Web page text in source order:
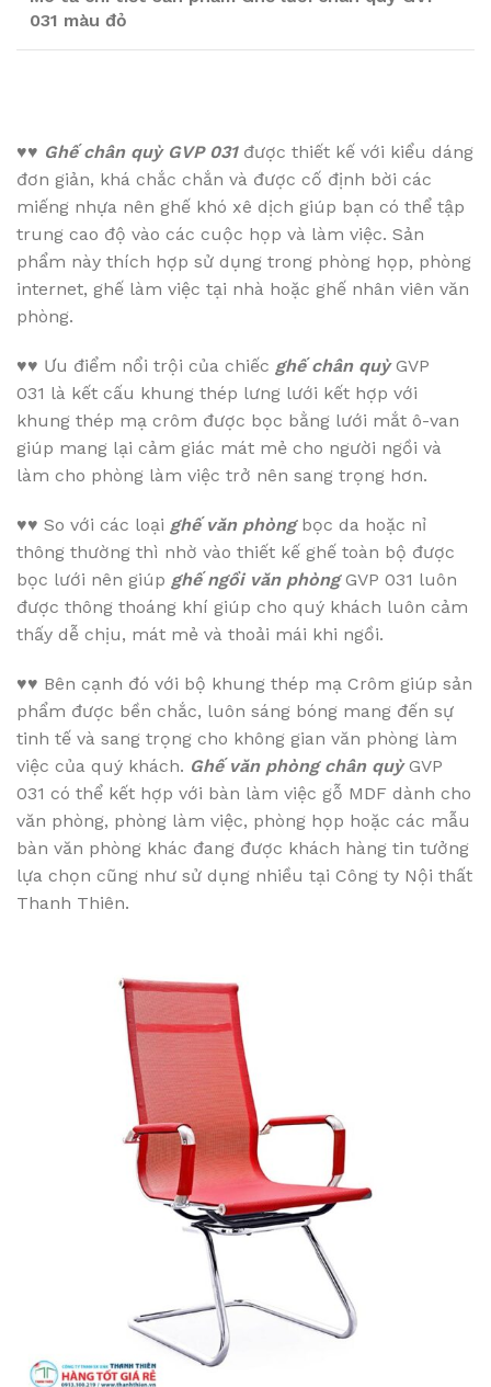
031 màu đỏ
♥♥ Ghế chân quỳ GVP 031được thiết kế với kiểu dáng
đơn giản, khá chắc chắn và được cố định bời các
miếng nhựa nên ghế khó xê dịch giúp bạn có thể tập
trung cao độ vào các cuộc họp và làm việc. Sản
phẩm này thích hợp sử dụng trong phòng họp, phòng
internet, ghế làm việc tại nhà hoặc ghế nhân viên văn
phòng.
♥♥ Ưu điểm nổi trội của chiếc ghế chân quỳGVP
031 là kết cấu khung thép lưng lưới kết hợp với
khung thép mạ crôm được bọc bằng lưới mắt ô-van
giúp mang lại cảm giác mát mẻ cho người ngồi và
làm cho phòng làm việc trở nên sang trọng hơn.
♥♥ So với các loại ghế văn phòngbọc da hoặc nỉ
thông thường thì nhờ vào thiết kế ghế toàn bộ được
bọc lưới nên giúp ghế ngồi văn phòngGVP 031 luôn
được thông thoáng khí giúp cho quý khách luôn cảm
thấy dễ chịu, mát mẻ và thoải mái khi ngồi.
♥♥ Bên cạnh đó với bộ khung thép mạ Crôm giúp sản
phẩm được bền chắc, luôn sáng bóng mang đến sự
tinh tế và sang trọng cho không gian văn phòng làm
việc của quý khách. Ghế văn phòng chân quỳGVP
031 có thể kết hợp với bàn làm việc gỗ MDF dành cho
văn phòng, phòng làm việc, phòng họp hoặc các mẫu
bàn văn phòng khác đang được khách hàng tin tưởng
lựa chọn cũng như sử dụng nhiều tại Công ty Nội thất
Thanh Thiên.